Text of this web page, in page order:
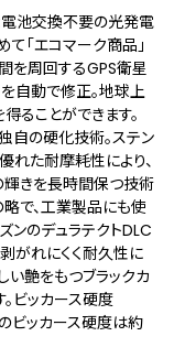
電池交換不要の光発電
て「エコマーク商品」
を周回するGPS衛星
自動で修正。地球上
ることができます。
自の硬化技術。ステン
れた耐摩耗性により、
輝きを長時間保つ技術
で、工業製品にも使
ンのデュラテクトDLC
がれにくく耐久性に
い艶をもつブラックカ
ビッカース硬度
ビッカース硬度は約